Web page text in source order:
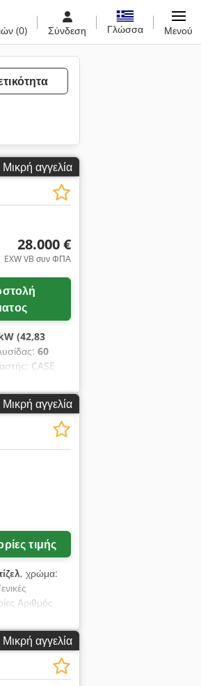
(0) Σύνδεση Γλώσσα Μενού
Μικρή αγγελία
28.000 €
EXW VB συν ΦΠΑ
(42,83
60
CASE
4TNV88-
(SWE),
Άμεσα
Μικρή αγγελία
τιμής
, χρώμα:
Αριθμός
Τεχνική
Τιμή:
- 80%
καθαρισμού
Μικρή αγγελία